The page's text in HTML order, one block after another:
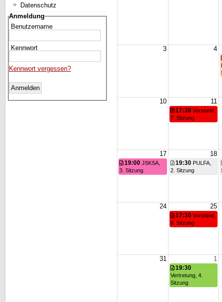
Datenschutz
Anmeldung
Benutzername
Kennwort
Kennwort vergessen?
3 4
10 11
17:30 Vorstand,
7. Sitzung
17 18
19:00 JSKSA,
3. Sitzung
19:30 PULFA,
2. Sitzung
24 25
17:30 Vorstand,
8. Sitzung
31 1
19:30
Vertretung, 4.
Sitzung